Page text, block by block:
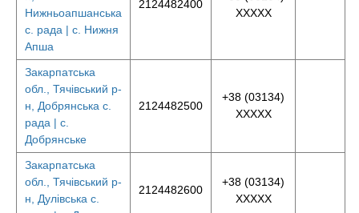
Нижньоапшанська
с. рада | с. Нижня
Апша
2124482400
XXXXX
Закарпатська
обл., Тячівський р-
н, Добрянська с.
рада | с.
Добрянське
2124482500
+38 (03134)
XXXXX
Закарпатська
обл., Тячівський р-
н, Дулівська с.
2124482600
+38 (03134)
XXXXX